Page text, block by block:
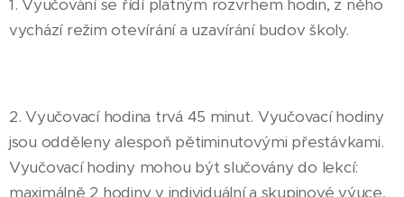
1. Vyučování se řídí platným rozvrhem hodin, z něho
vychází režim otevírání a uzavírání budov školy.
2. Vyučovací hodina trvá 45 minut. Vyučovací hodiny
jsou odděleny alespoň pětiminutovými přestávkami.
Vyučovací hodiny mohou být slučovány do lekcí:
maximálně 2 hodiny v individuální a skupinové výuce,